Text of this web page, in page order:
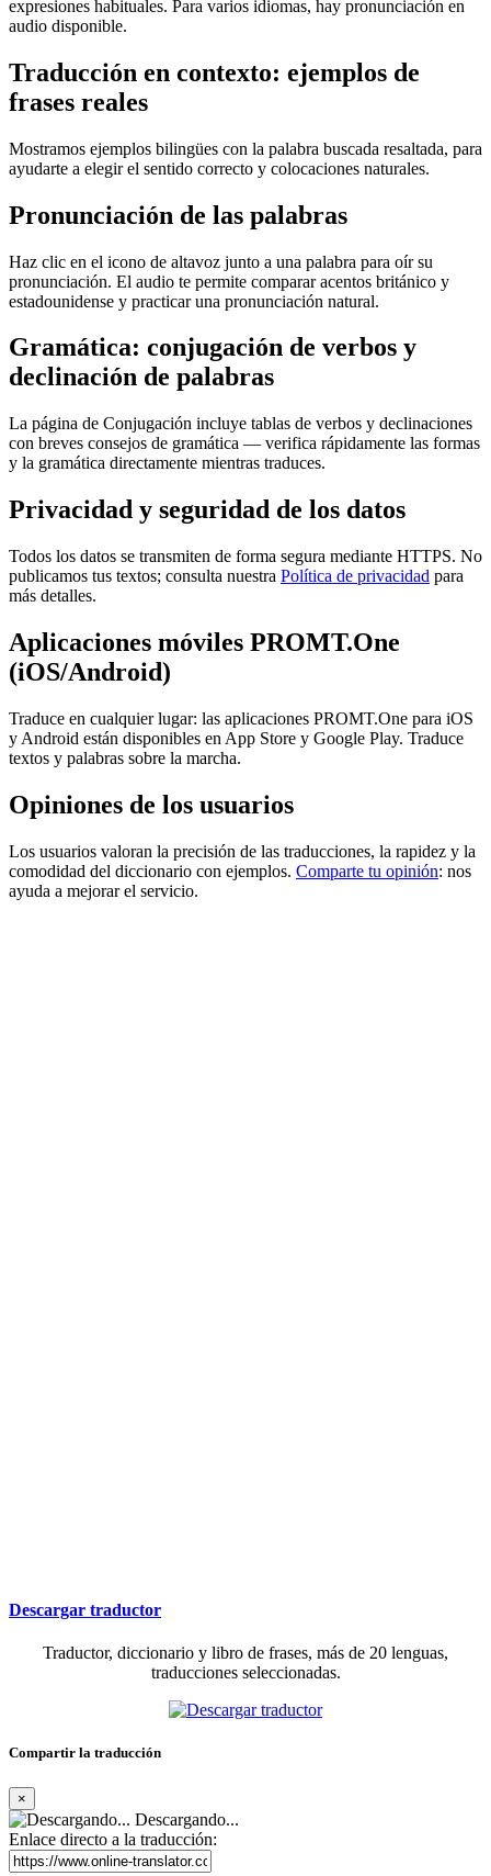
expresiones habituales. Para varios idiomas, hay pronunciación en
audio disponible.
Traducción en contexto: ejemplos de
frases reales
Mostramos ejemplos bilingües con la palabra buscada resaltada, para
ayudarte a elegir el sentido correcto y colocaciones naturales.
Pronunciación de las palabras
Haz clic en el icono de altavoz junto a una palabra para oír su
pronunciación. El audio te permite comparar acentos británico y
estadounidense y practicar una pronunciación natural.
Gramática: conjugación de verbos y
declinación de palabras
La página de Conjugación incluye tablas de verbos y declinaciones
con breves consejos de gramática — verifica rápidamente las formas
y la gramática directamente mientras traduces.
Privacidad y seguridad de los datos
Todos los datos se transmiten de forma segura mediante HTTPS. No
publicamos tus textos; consulta nuestra Política de privacidad para
más detalles.
Aplicaciones móviles PROMT.One
(iOS/Android)
Traduce en cualquier lugar: las aplicaciones PROMT.One para iOS
y Android están disponibles en App Store y Google Play. Traduce
textos y palabras sobre la marcha.
Opiniones de los usuarios
Los usuarios valoran la precisión de las traducciones, la rapidez y la
comodidad del diccionario con ejemplos. Comparte tu opinión: nos
ayuda a mejorar el servicio.
Descargar traductor
Traductor, diccionario y libro de frases, más de 20 lenguas,
traducciones seleccionadas.
Compartir la traducción
×
Descargando...
Enlace directo a la traducción: